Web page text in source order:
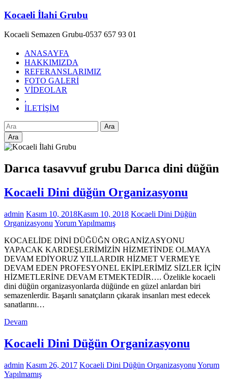
Skip
content
Kocaeli İlahi Grubu
Kocaeli Semazen Grubu-0537 657 93 01
ANASAYFA
HAKKIMIZDA
REFERANSLARIMIZ
FOTO GALERİ
VİDEOLAR
,
İLETİŞİM
Ara
Darıca tasavvuf grubu Darıca dini düğün
Kocaeli Dini düğün Organizasyonu
admin Kasım 10, 2018Kasım 10, 2018 Kocaeli Dini Düğün
Organizasyonu Yorum Yapılmamış
KOCAELİDE DİNİ DÜĞÜĞN ORGANİZASYONU
YAPACAK KARDEŞLERİMİZİN HİZMETİNDE OLMAYA
DEVAM EDİYORUZ YILLARDIR HİZMET VERMEYE
DEVAM EDEN PROFESYONEL EKİPLERİMİZ SİZLER İÇİN
HİZMETLERİNE DEVAM ETMEKTEDİR…. Özelikle kocaeli
dini düğün organizasyonlarda düğünde en güzel anlardan biri
semazenlerdir. Başarılı sanatçıların çıkarak insanları mest edecek
sanatlarını…
Devam
Kocaeli Dini Düğün Organizasyonu
admin Kasım 26, 2017 Kocaeli Dini Düğün Organizasyonu Yorum
Yapılmamış